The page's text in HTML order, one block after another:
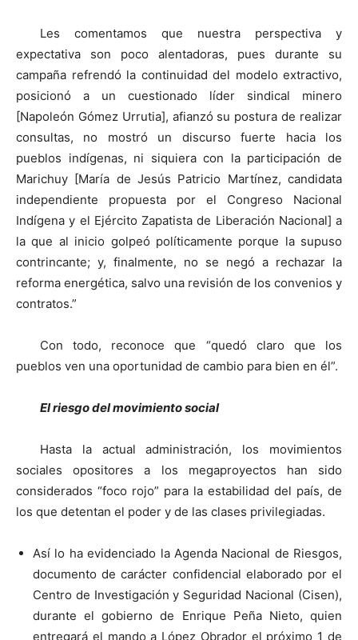
Les comentamos que nuestra perspectiva y
expectativa son poco alentadoras, pues durante su
campaña refrendó la continuidad del modelo extractivo,
posicionó a un cuestionado líder sindical minero
[Napoleón Gómez Urrutia], afianzó su postura de realizar
consultas, no mostró un discurso fuerte hacia los
pueblos indígenas, ni siquiera con la participación de
Marichuy [María de Jesús Patricio Martínez, candidata
independiente propuesta por el Congreso Nacional
Indígena y el Ejército Zapatista de Liberación Nacional] a
la que al inicio golpeó políticamente porque la supuso
contrincante; y, finalmente, no se negó a rechazar la
reforma energética, salvo una revisión de los convenios y
contratos.”
Con todo, reconoce que “quedó claro que los
pueblos ven una oportunidad de cambio para bien en él”.
El riesgo del movimiento social
Hasta la actual administración, los movimientos
sociales opositores a los megaproyectos han sido
considerados “foco rojo” para la estabilidad del país, de
los que detentan el poder y de las clases privilegiadas.
Así lo ha evidenciado la Agenda Nacional de Riesgos,
documento de carácter confidencial elaborado por el
Centro de Investigación y Seguridad Nacional (Cisen),
durante el gobierno de Enrique Peña Nieto, quien
entregará el mando a López Obrador el próximo 1 de